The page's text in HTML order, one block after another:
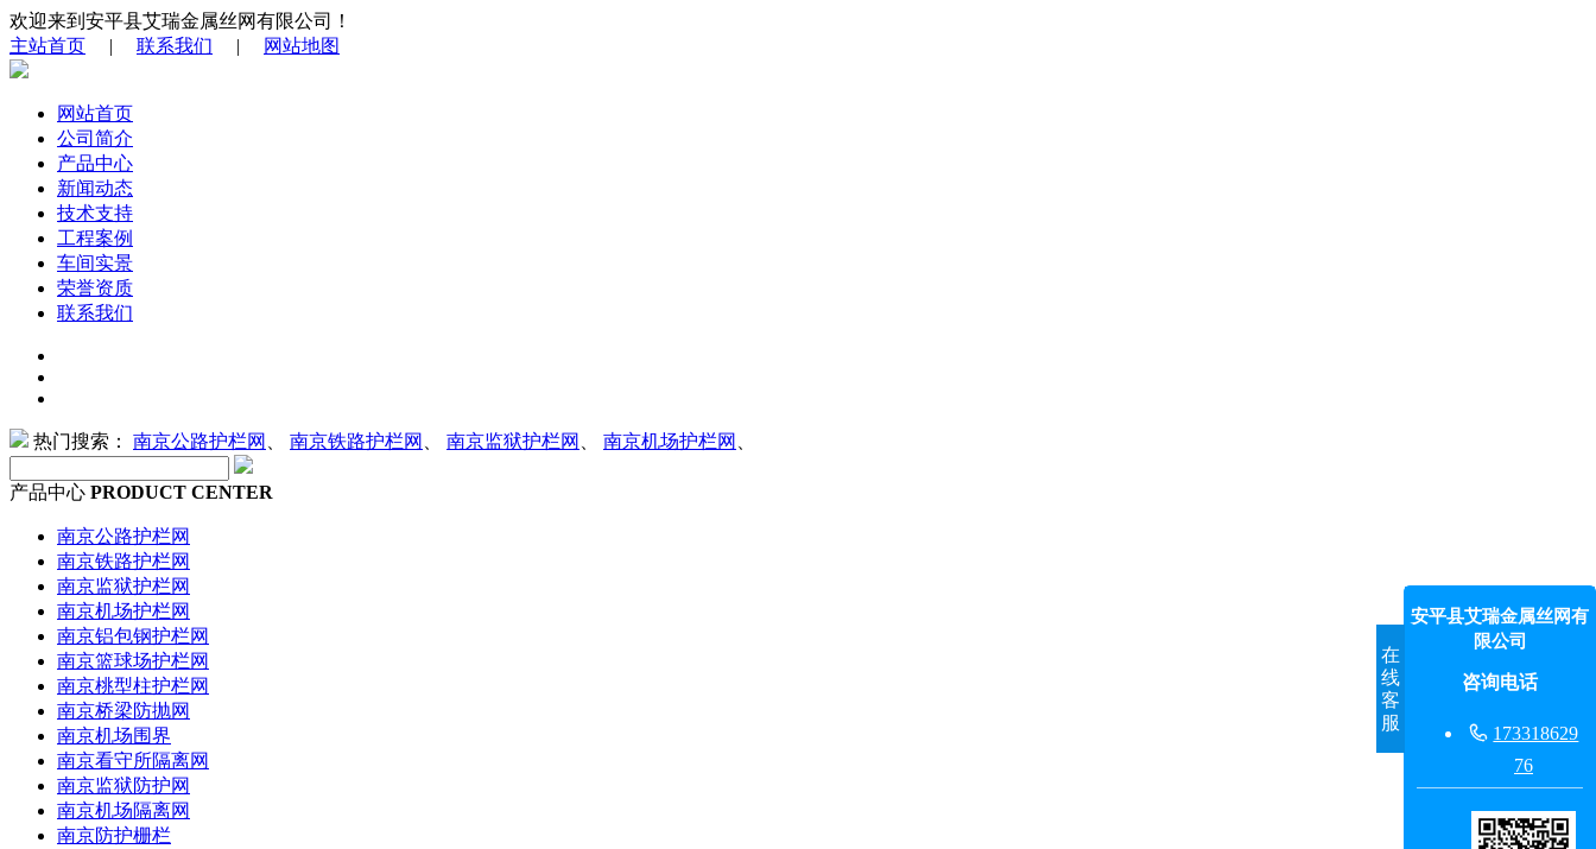
欢迎来到安平县艾瑞金属丝网有限公司！
主站首页 | 联系我们 | 网站地图
网站首页
公司简介
产品中心
新闻动态
技术支持
工程案例
车间实景
荣誉资质
联系我们
热门搜索： 南京公路护栏网 南京铁路护栏网 南京监狱护栏网 南京机场护栏网
产品中心 PRODUCT CENTER
南京公路护栏网
南京铁路护栏网
南京监狱护栏网
南京机场护栏网
南京铝包钢护栏网
南京篮球场护栏网
南京桃型柱护栏网
南京桥梁防抛网
南京机场围界
南京看守所隔离网
南京监狱防护网
南京机场隔离网
南京防护栅栏
在
线
客
服
安平县艾瑞金属丝网有
限公司
咨询电话
 173318629
76